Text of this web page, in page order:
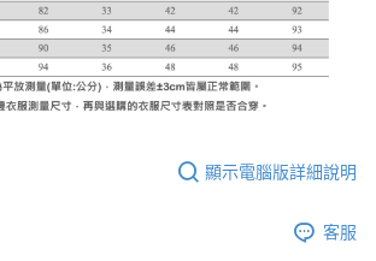
顯示電腦版詳細說明
客服